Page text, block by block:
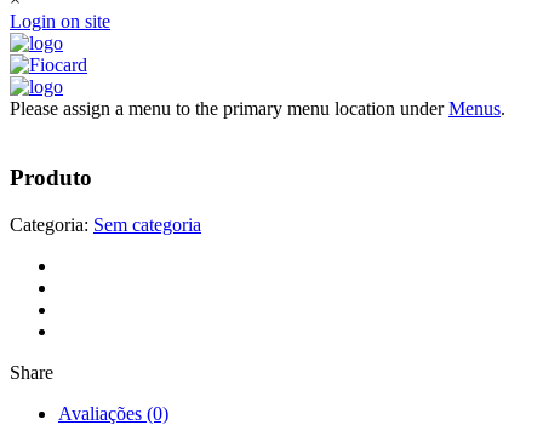
Login on site
Please assign a menu to the primary menu location underMenus.
Produto
Categoria: Sem categoria
Share
Avaliações (0)